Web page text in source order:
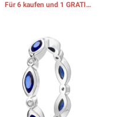
Für 6 kaufen und 1 GRATIS-